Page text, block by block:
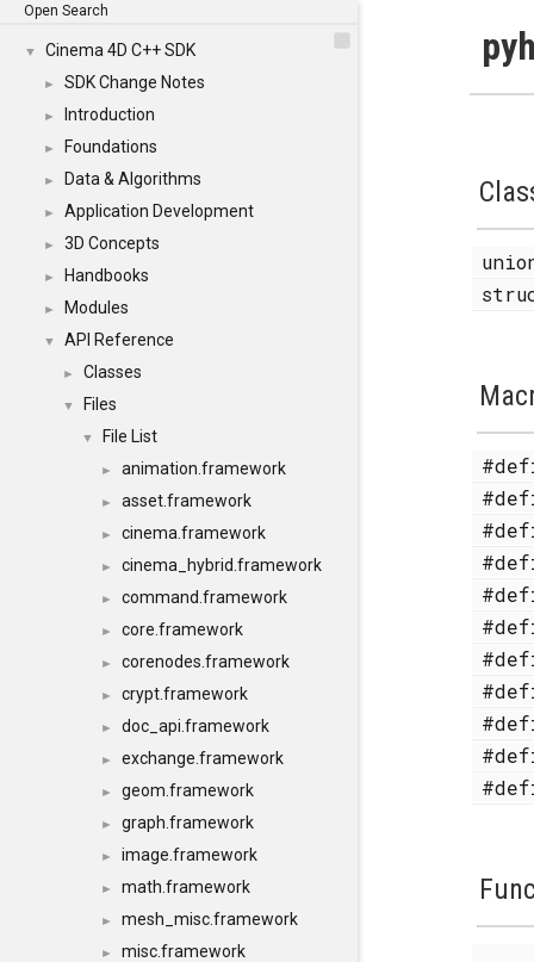
Open Search
▼ Cinema 4D C++ SDK
► SDK Change Notes
► Introduction
► Foundations
► Data & Algorithms
► Application Development
► 3D Concepts
► Handbooks
► Modules
▼ API Reference
► Classes
▼ Files
▼ File List
► animation.framework
► asset.framework
► cinema.framework
► cinema_hybrid.framework
► command.framework
► core.framework
► corenodes.framework
► crypt.framework
► doc_api.framework
► exchange.framework
► geom.framework
► graph.framework
► image.framework
► math.framework
► mesh_misc.framework
► misc.framework